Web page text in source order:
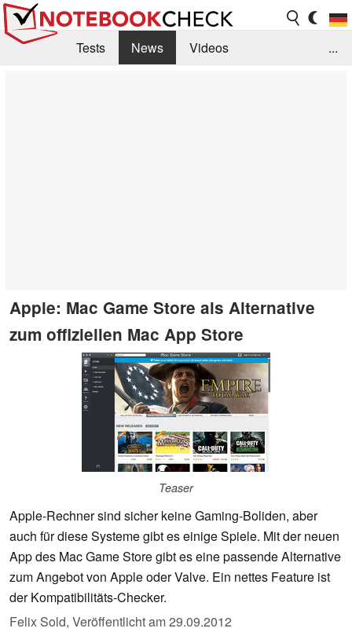
Tests News
Videos
...
Apple: Mac Game Store als Alternative
zum offiziellen Mac App Store
Teaser
Apple-Rechner sind sicher keine Gaming-Boliden, aber
auch für diese Systeme gibt es einige Spiele. Mit der neuen
App des Mac Game Store gibt es eine passende Alternative
zum Angebot von Apple oder Valve. Ein nettes Feature ist
der Kompatibilitäts-Checker.
Felix Sold, Veröffentlicht am29.09.2012